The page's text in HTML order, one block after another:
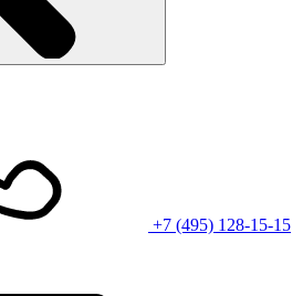
+7 (495) 128-15-15